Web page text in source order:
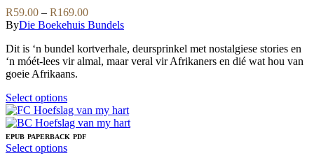
be
chosen
on
the
product
page
variants.
The
options
may
be
chosen
the
product
page
R59.00 – R169.00Price
range:
through
R169.00
ByDie Boekehuis Bundels
Dit is ‘n bundel kortverhale, deursprinkel met nostalgiese stories en
‘n móét-lees vir almal, maar veral vir Afrikaners en dié wat hou van
goeie Afrikaans.
Select optionsThis
product
has
multiple
variants.
EPUB PAPERBACK PDF
Select optionsThis